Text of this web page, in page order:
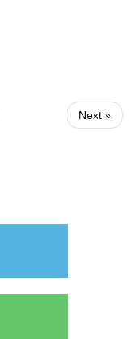
Next »